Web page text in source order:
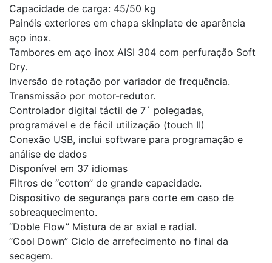
Capacidade de carga: 45/50 kg
Painéis exteriores em chapa skinplate de aparência
aço inox.
Tambores em aço inox AISI 304 com perfuração Soft
Dry.
Inversão de rotação por variador de frequência.
Transmissão por motor-redutor.
Controlador digital táctil de 7´ polegadas,
programável e de fácil utilização (touch II)
Conexão USB, inclui software para programação e
análise de dados
Disponível em 37 idiomas
Filtros de “cotton” de grande capacidade.
Dispositivo de segurança para corte em caso de
sobreaquecimento.
“Doble Flow” Mistura de ar axial e radial.
“Cool Down” Ciclo de arrefecimento no final da
secagem.